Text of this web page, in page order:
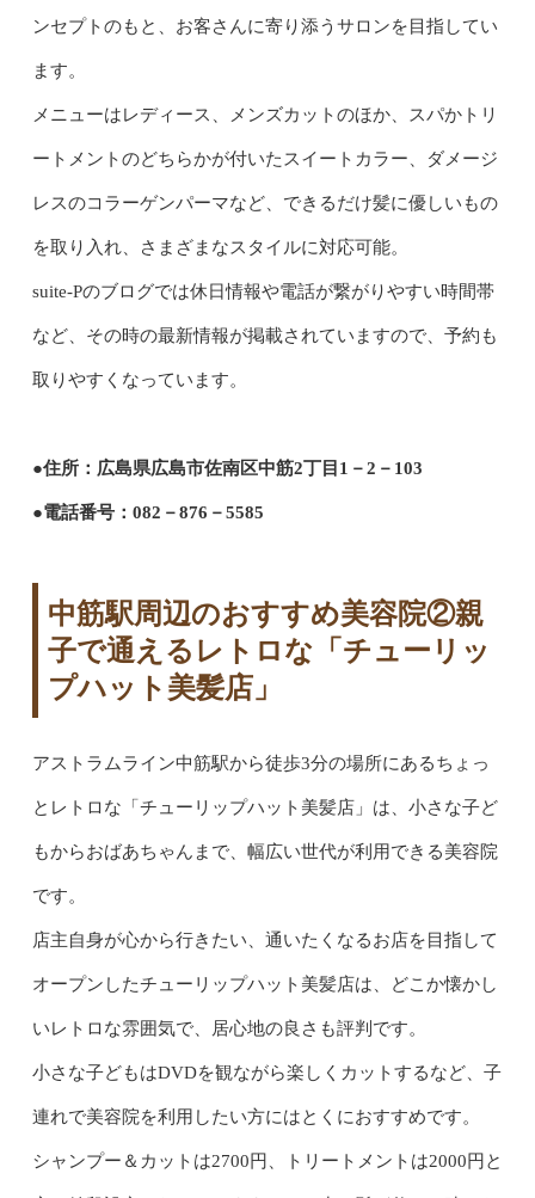
ンセプトのもと、お客さんに寄り添うサロンを目指してい
ます。
メニューはレディース、メンズカットのほか、スパかトリ
ートメントのどちらかが付いたスイートカラー、ダメージ
レスのコラーゲンパーマなど、できるだけ髪に優しいもの
を取り入れ、さまざまなスタイルに対応可能。
suite-Pのブログでは休日情報や電話が繋がりやすい時間帯
など、その時の最新情報が掲載されていますので、予約も
取りやすくなっています。
●住所：広島県広島市佐南区中筋2丁目1－2－103
●電話番号：082－876－5585
中筋駅周辺のおすすめ美容院②親
子で通えるレトロな「チューリッ
プハット美髪店」
アストラムライン中筋駅から徒歩3分の場所にあるちょっ
とレトロな「チューリップハット美髪店」は、小さな子ど
もからおばあちゃんまで、幅広い世代が利用できる美容院
です。
店主自身が心から行きたい、通いたくなるお店を目指して
オープンしたチューリップハット美髪店は、どこか懐かし
いレトロな雰囲気で、居心地の良さも評判です。
小さな子どもはDVDを観ながら楽しくカットするなど、子
連れで美容院を利用したい方にはとくにおすすめです。
シャンプー＆カットは2700円、トリートメントは2000円と